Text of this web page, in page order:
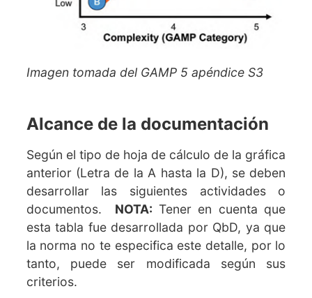
Imagen tomada del GAMP 5 apéndice S3
Alcance de la documentación
Según el tipo de hoja de cálculo de la gráfica
anterior (Letra de la A hasta la D), se deben
desarrollar las siguientes actividades o
documentos. NOTA: Tener en cuenta que
esta tabla fue desarrollada por QbD, ya que
la norma no te especifica este detalle, por lo
tanto, puede ser modificada según sus
criterios.